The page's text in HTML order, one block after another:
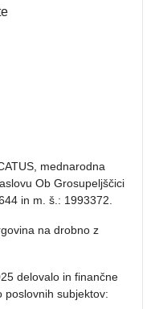
mednarodna
Ob Grosupeljščici
in m. š.: 1993372.
na drobno z
delovalo in finančne
poslovnih subjektov: